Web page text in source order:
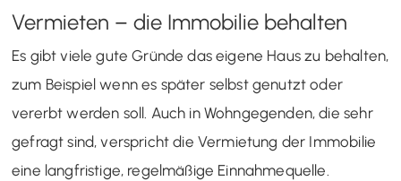
Vermieten – die Immobilie behalten
Es gibt viele gute Gründe das eigene Haus zu behalten,
zum Beispiel wenn es später selbst genutzt oder
vererbt werden soll. Auch in Wohngegenden, die sehr
gefragt sind, verspricht die Vermietung der Immobilie
eine langfristige, regelmäßige Einnahmequelle.